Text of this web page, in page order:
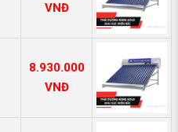
VNĐ
8.930.000
VNĐ